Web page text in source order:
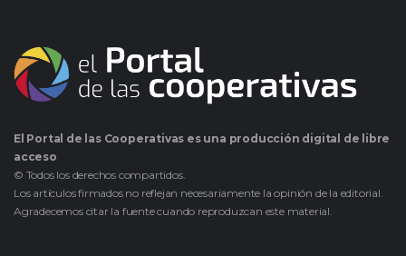
El Portal de las Cooperativas es una producción digital de libre
acceso
© Todos los derechos compartidos.
Los artículos firmados no reflejan necesariamente la opinión de la editorial.
Agradecemos citar la fuente cuando reproduzcan este material.